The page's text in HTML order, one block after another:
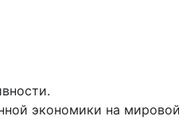
экономики на